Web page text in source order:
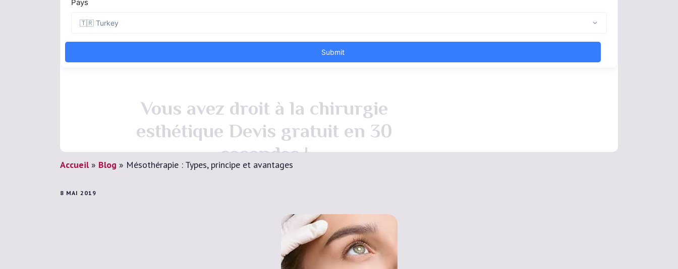
Vous avez droit à la chirurgie
esthétique Devis gratuit en 30
secondes !
Accueil» Blog » Mésothérapie : Types, principe et avantages
8 MAI 2019